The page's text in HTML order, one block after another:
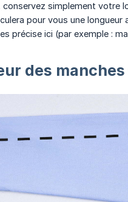
simplement votre
pour vous une
précise ici (par exemple :
des